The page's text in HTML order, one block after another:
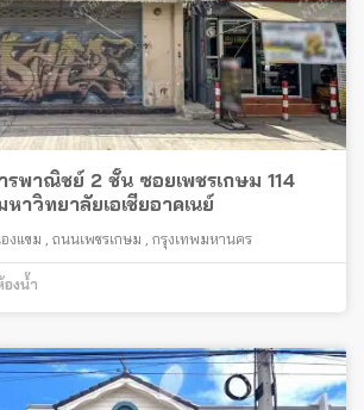
รพาณิชย์ 2 ชั้น ซอยเพชรเกษม 114
าวิทยาลัยเอเชียอาคเนย์
งแขม , ถนนเพชรเกษม , กรุงเทพมหานคร
องน้ำ